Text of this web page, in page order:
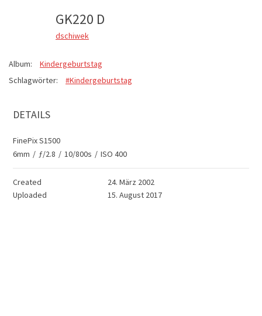
GK220 D
dschiwek
Album:
Kindergeburtstag
Schlagwörter:
#Kindergeburtstag
DETAILS
FinePix S1500
6mm / ƒ/2.8 / 10/800s / ISO 400
Created
24. März 2002
Uploaded
15. August 2017